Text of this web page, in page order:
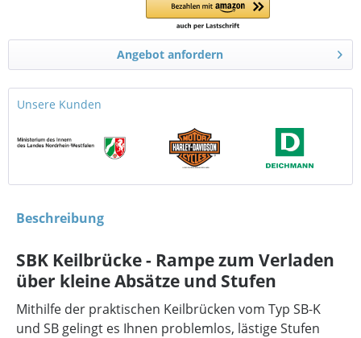
Angebot anfordern
Unsere Kunden
Beschreibung
SBK Keilbrücke - Rampe zum Verladen
über kleine Absätze und Stufen
Mithilfe der praktischen Keilbrücken vom Typ SB-K
und SB gelingt es Ihnen problemlos, lästige Stufen